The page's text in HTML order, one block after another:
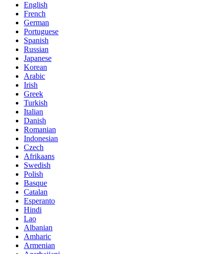
English
French
German
Portuguese
Spanish
Russian
Japanese
Korean
Arabic
Irish
Greek
Turkish
Italian
Danish
Romanian
Indonesian
Czech
Afrikaans
Swedish
Polish
Basque
Catalan
Esperanto
Hindi
Lao
Albanian
Amharic
Armenian